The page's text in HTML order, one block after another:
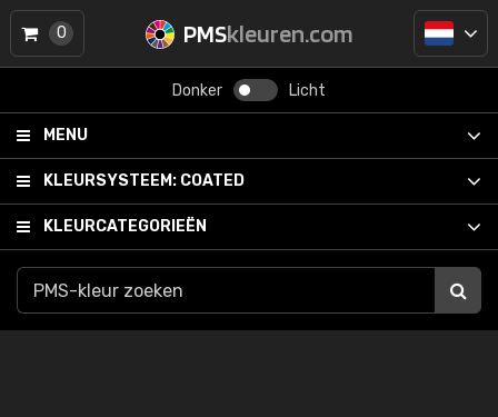
PMSkleuren.com
Donker Licht
MENU
KLEURSYSTEEM: COATED
KLEURCATEGORIEËN
0